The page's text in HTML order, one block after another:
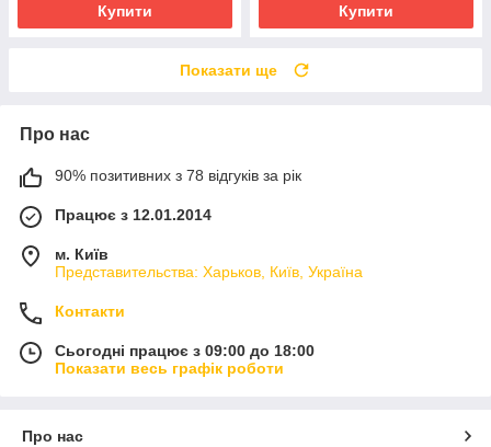
Купити Купити
Показати ще
Про нас
90% позитивних з 78 відгуків за рік
Працює з 12.01.2014
м. Київ
Представительства: Харьков, Київ, Україна
Контакти
Сьогодні працює з 09:00 до 18:00
Показати весь графік роботи
Про нас